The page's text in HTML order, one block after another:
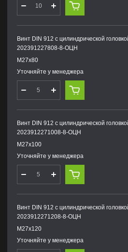
Винт DIN 912 с цилиндрической
202391227808-8-ОЦН
М27х80
Уточняйте у менеджера
Винт DIN 912 с цилиндрической
2023912271008-8-ОЦН
М27х100
Уточняйте у менеджера
Винт DIN 912 с цилиндрической
2023912271208-8-ОЦН
М27х120
Уточняйте у менеджера